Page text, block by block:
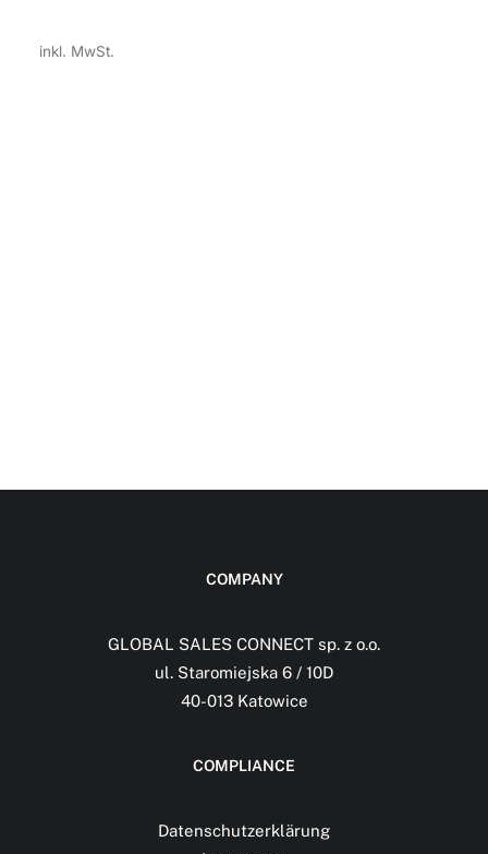
inkl. MwSt.
COMPANY
GLOBAL SALES CONNECT sp. z o.o.
ul. Staromiejska 6 / 10D
40-013 Katowice
COMPLIANCE
Datenschutzerklärung